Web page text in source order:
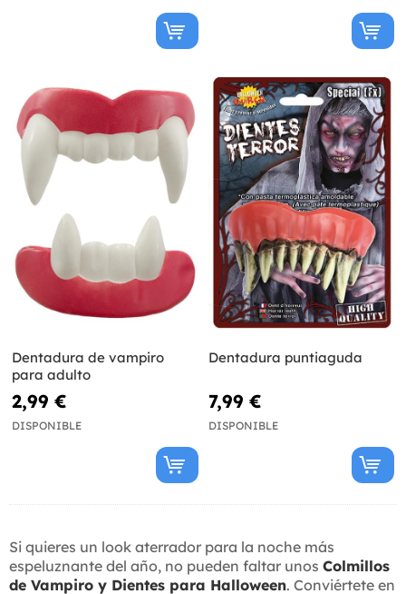
Dentadura de vampiro
para adulto
2,99 €
DISPONIBLE
Dentadura puntiaguda
7,99 €
DISPONIBLE
Si quieres un look aterrador para la noche más
espeluznante del año, no pueden faltar unos Colmillos
de Vampiro y Dientes para Halloween. Conviértete en